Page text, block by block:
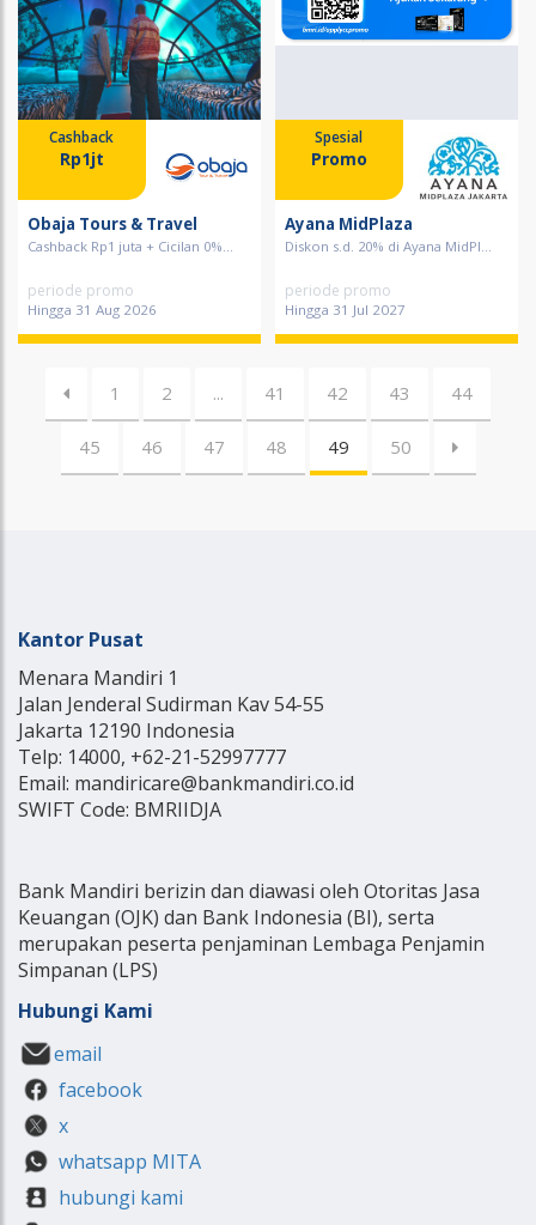
Cashback
Rp1jt
Obaja Tours & Travel
Cashback Rp1 juta + Cicilan 0%...
periode promo
Hingga 31 Aug 2026
Spesial
Promo
Ayana MidPlaza
Diskon s.d. 20% di Ayana MidPl...
periode promo
Hingga 31 Jul 2027
1 2 ... 41 42 43 44
45 46 47 48 49 50
Kantor Pusat
Menara Mandiri 1
Jalan Jenderal Sudirman Kav 54-55
Jakarta 12190 Indonesia
Telp: 14000, +62-21-52997777
Email: mandiricare@bankmandiri.co.id
SWIFT Code: BMRIIDJA
Bank Mandiri berizin dan diawasi oleh Otoritas Jasa
Keuangan (OJK) dan Bank Indonesia (BI), serta
merupakan peserta penjaminan Lembaga Penjamin
Simpanan (LPS)
Hubungi Kami
email
facebook
x
whatsapp MITA
hubungi kami